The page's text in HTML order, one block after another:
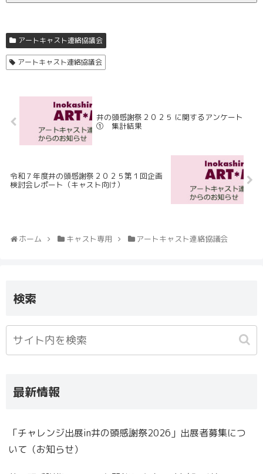
アートキャスト連絡協議会
アートキャスト連絡協議会
井の頭感謝祭２０２５ に関するアンケート
① 集計結果
令和７年度井の頭感謝祭２０２５第１回企画
検討会レポート（キャスト向け）
ホーム キャスト専用 アートキャスト連絡協議会
検索
最新情報
「チャレンジ出展in井の頭感謝祭2026」出展者募集につ
いて（お知らせ）